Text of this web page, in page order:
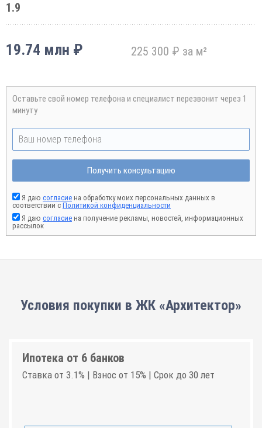
1.9
19.74 млн ₽ 225 300 ₽ за м²
Оставьте свой номер телефона и специалист перезвонит через 1
минуту
Получить консультацию
Я даю согласие на обработку моих персональных данных в
соответствии с Политикой конфиденциальности
Я даю согласие на получение рекламы, новостей, информационных
рассылок
Условия покупки в ЖК «Архитектор»
Ипотека от 6 банков
Ставка от 3.1% | Взнос от 15% | Срок до 30 лет